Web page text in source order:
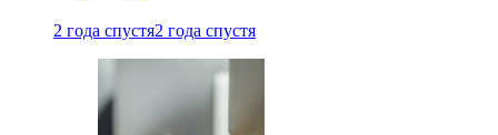
2 года спустя2 года спустя